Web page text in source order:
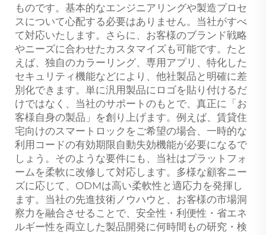
ものです。基本的なエンジニアリングや製造プロセ
スについて心配する必要はありません。当社がすべ
て対応いたします。さらに、お客様のブランド戦略
やニーズに合わせたカスタマイズも可能です。たと
えば、独自のカラーリング、専用アプリ、特化した
セキュリティ機能などにより、他社製品と明確に差
別化できます。単に汎用製品にロゴを貼り付けるだ
けではなく、当社のサポートのもとで、真正に「お
客様自身の製品」を創り上げます。例えば、賃貸住
宅向けのスマートロックをご希望の場合、一時的な
利用コードの有効期限自動失効機能が必要になるで
しょう。そのような要件にも、当社はプラットフォ
ームを柔軟に改修して対応します。多様な顧客ニー
ズに応じて、ODMは高い柔軟性と適応力を発揮し
ます。当社の先進技術ノウハウと、お客様の市場洞
察力を融合させることで、安全性・利便性・省エネ
ルギー性を両立した製品開発に何時間もの研究・検